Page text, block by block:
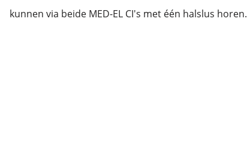
kunnen via beide MED-EL CI's met één halslus horen.